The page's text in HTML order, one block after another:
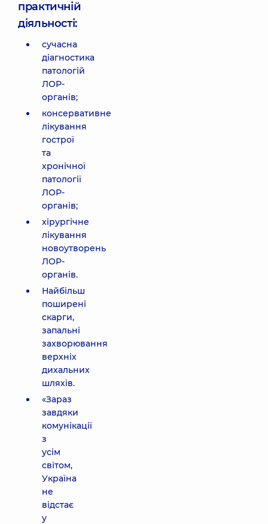
практичній
діяльності:
сучасна
діагностика
патологій
ЛОР-
органів;
консервативне
лікування
гострої
та
хронічної
патології
ЛОР-
органів;
хірургічне
лікування
новоутворень
ЛОР-
органів.
Найбільш
поширені
скарги,
запальні
захворювання
верхніх
дихальних
шляхів.
«Зараз
завдяки
комунікації
з
усім
світом,
Україна
не
відстає
у